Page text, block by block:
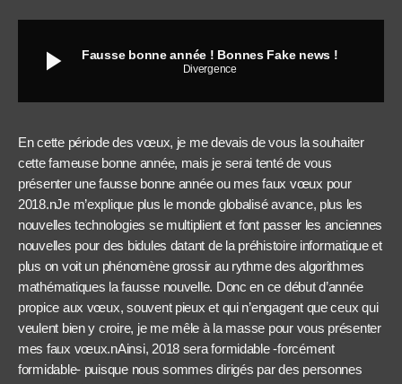
play_arrow Fausse bonne année ! Bonnes Fake news !
Divergence
En cette période des vœux, je me devais de vous la souhaiter
cette fameuse bonne année, mais je serai tenté de vous
présenter une fausse bonne année ou mes faux vœux pour
2018.nJe m’explique plus le monde globalisé avance, plus les
nouvelles technologies se multiplient et font passer les anciennes
nouvelles pour des bidules datant de la préhistoire informatique et
plus on voit un phénomène grossir au rythme des algorithmes
mathématiques la fausse nouvelle. Donc en ce début d’année
propice aux vœux, souvent pieux et qui n’engagent que ceux qui
veulent bien y croire, je me mêle à la masse pour vous présenter
mes faux vœux.nAinsi, 2018 sera formidable -forcément
formidable- puisque nous sommes dirigés par des personnes